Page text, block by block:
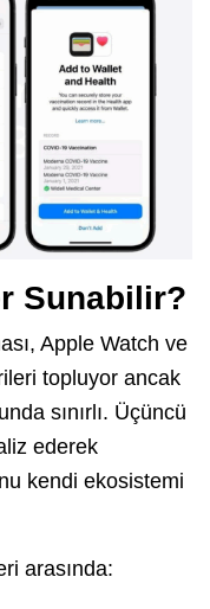
Sunabilir?
Apple Watch ve
topluyor ancak
sınırlı. Üçüncü
ederek
kendi ekosistemi
arasında: